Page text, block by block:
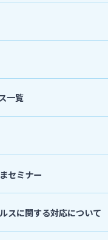
主のお客さま
て
ス一覧
一覧
一覧
セミナー
スに関する対応について